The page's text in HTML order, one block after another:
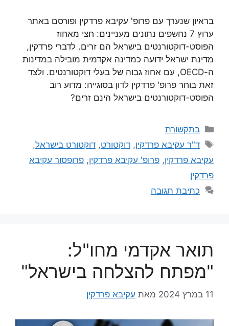
בראיון שנערך עם פרופ' עקיבא פרדקין ופורסם באתר
ערוץ 7 נחשפים נתונים מעניינים: חצי מאחוז
הפוסט-דוקטורנטים בישראל הם זרים. לדברי פרדקין,
מדינת ישראל ידועה כמדינה אקדמית מובילה במדינות
ה-OECD, עם אחוז גבוה של בעלי דוקטורנטים. ולצד
זאת בוחר פרופ' פרדקין לדון בסוגייה: מדוע רוב
הפוסט-דוקטורנטים בישראל הינם זרים?
בתקשורת
ד"ר עקיבא פרדקין,דוקטורט,דוקטורט בישראל,
עקיבא פרדקין, פרופ' עקיבא פרדקין, פרופסור עקיבא
פרדקין
כתיבת תגובה
תואר אקדמי מחו"ל:
"מפתח להצלחה בישראל"
11 במרץ 2024 מאת עקיבא פרדקין